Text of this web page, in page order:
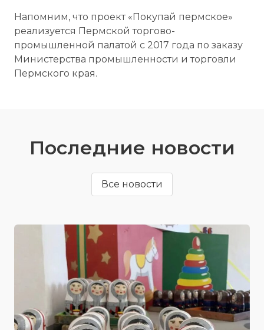
Напомним, что проект «Покупай пермское»
реализуется Пермской торгово-
промышленной палатой с 2017 года по заказу
Министерства промышленности и торговли
Пермского края.
Последние новости
Все новости